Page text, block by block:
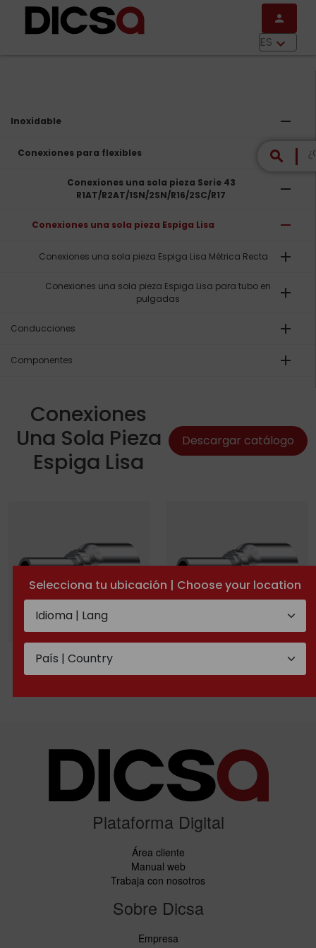
Pasar al contenido principal
Selecciona tu ubicación | Choose your location
person
ES keyboard_arrow_down
search
Inoxidable remove
Conexiones para flexibles remove
Conexiones una sola pieza Serie 43
R1AT/R2AT/1SN/2SN/R16/2SC/R17
remove
Conexiones una sola pieza Espiga Lisa remove
Conexiones una sola pieza Espiga Lisa Métrica Recta add
Conexiones una sola pieza Espiga Lisa para tubo en
pulgadas
add
Conducciones add
Componentes add
Conexiones
Una Sola Pieza
Espiga Lisa
Descargar catálogo
Conexiones una sola
pieza Espiga Lisa
Conexiones una sola
Plataforma Digital
Área cliente
Manual web
Trabaja con nosotros
Sobre Dicsa
Empresa